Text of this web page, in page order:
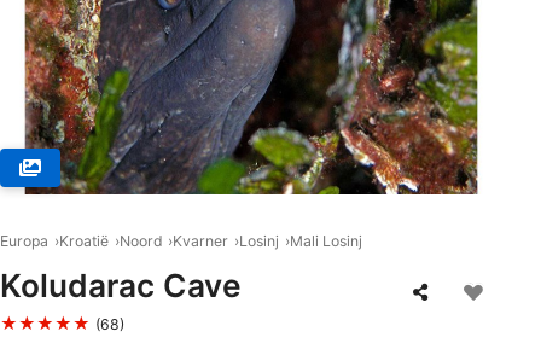
Europa Kroatië Noord Kvarner Losinj Mali Losinj
Koludarac Cave
★★★★★ (68)